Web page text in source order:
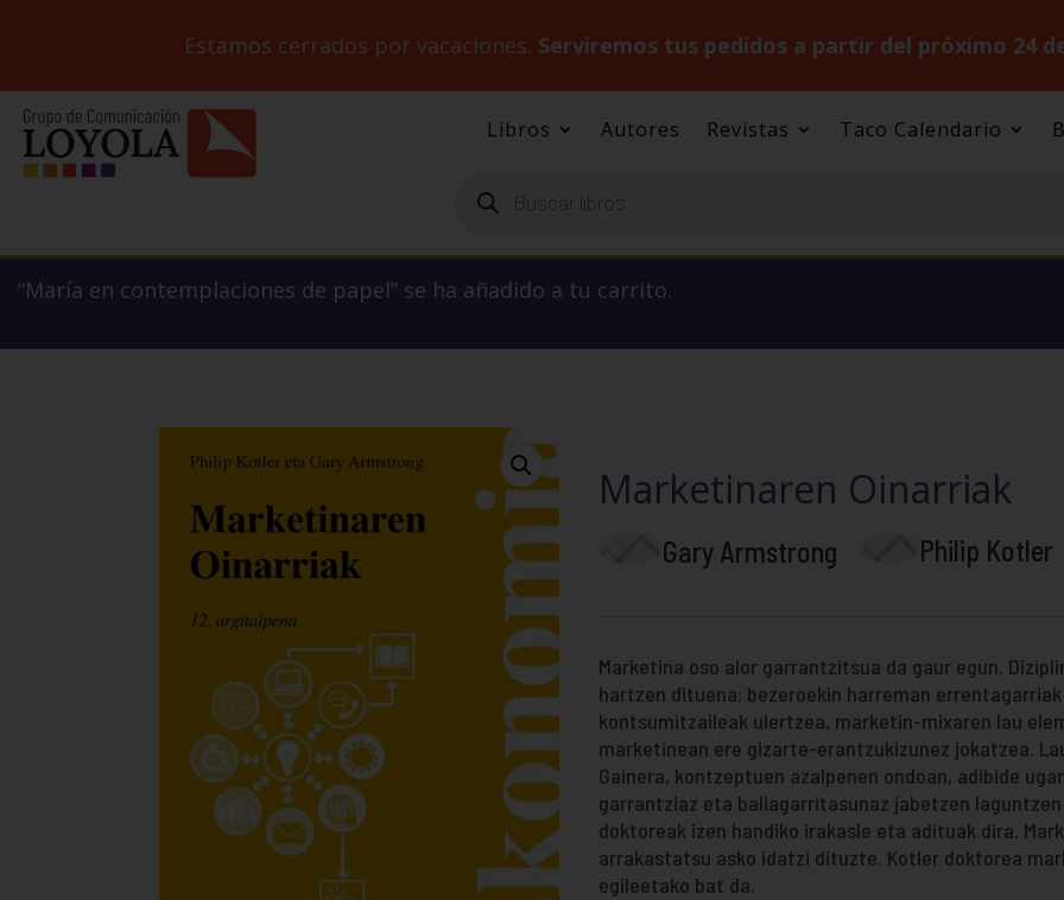
Estamos cerrados por vacaciones. Serviremos tus pedidos a partir del próximo 24
Libros Autores Revistas Taco Calendario
productos
“María en contemplaciones de papel” se ha añadido a tu carrito.
Marketinaren Oinarriak
Gary Armstrong Philip Kotler
Marketina oso alor garrantzitsua da gaur egun.
hartzen dituena: bezeroekin harreman
kontsumitzaileak ulertzea, marketin-mixaren lau
marketinean ere gizarte-erantzukizunez jokatzea.
Gainera, kontzeptuen azalpenen ondoan, adibide
garrantziaz eta baliagarritasunaz jabetzen
doktoreak izen handiko irakasle eta adituak dira.
arrakastatsu asko idatzi dituzte. Kotler doktorea
egileetako bat da.